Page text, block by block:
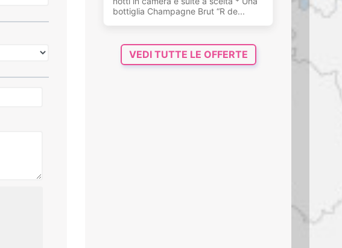
bottiglia Champagne Brut “R de...
VEDI TUTTE LE OFFERTE